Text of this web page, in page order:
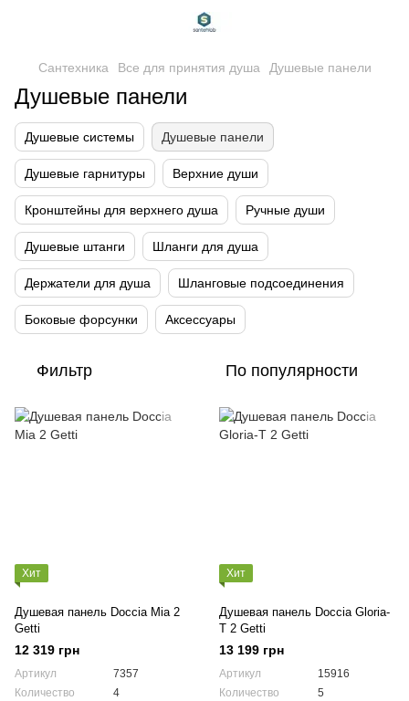
Сантехника Все для принятия душа Душевые панели
Душевые панели
Душевые системы Душевые панели
Душевые гарнитуры Верхние души
Кронштейны для верхнего душа Ручные души
Душевые штанги Шланги для душа
Держатели для душа Шланговые подсоединения
Боковые форсунки Аксессуары
Фильтр По популярности
Хит
Душевая панель Doccia Mia 2
Getti
12 319 грн
Артикул
7357
Количество
4
Хит
Душевая панель Doccia Gloria-
T 2 Getti
13 199 грн
Артикул
15916
Количество
5